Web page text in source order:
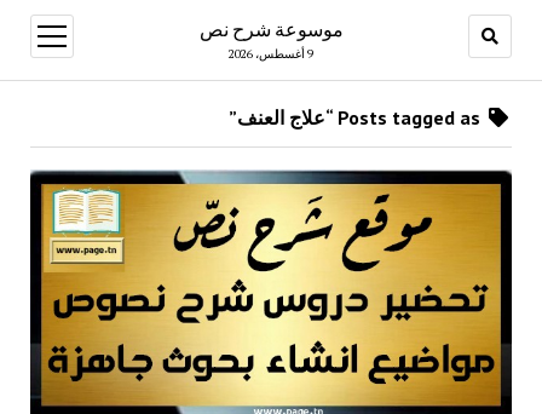
موسوعة شرح نص
9 أغسطس، 2026
open
menu